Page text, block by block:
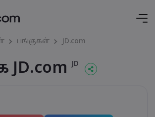
பங்குகள் JD.com
JD